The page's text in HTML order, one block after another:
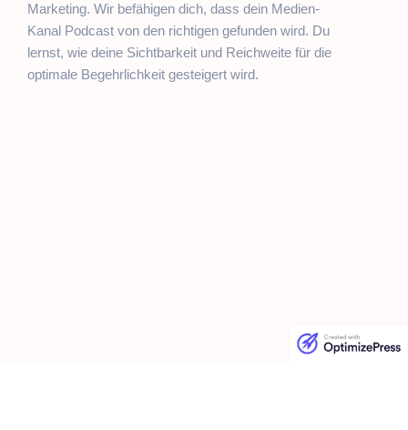
Marketing. Wir befähigen dich, dass dein Medien-
Kanal Podcast von den richtigen gefunden wird. Du
lernst, wie deine Sichtbarkeit und Reichweite für die
optimale Begehrlichkeit gesteigert wird.